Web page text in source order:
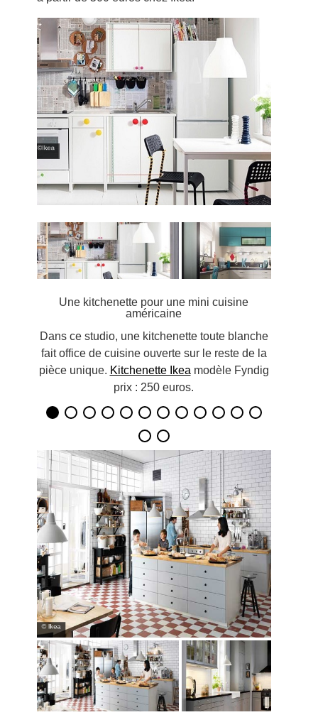
©Ikea
Une kitchenette pour une mini cuisine
américaine
Dans ce studio, une kitchenette toute blanche
fait office de cuisine ouverte sur le reste de la
pièce unique. Kitchenette Ikea modèle Fyndig
prix : 250 euros.
© Ikea